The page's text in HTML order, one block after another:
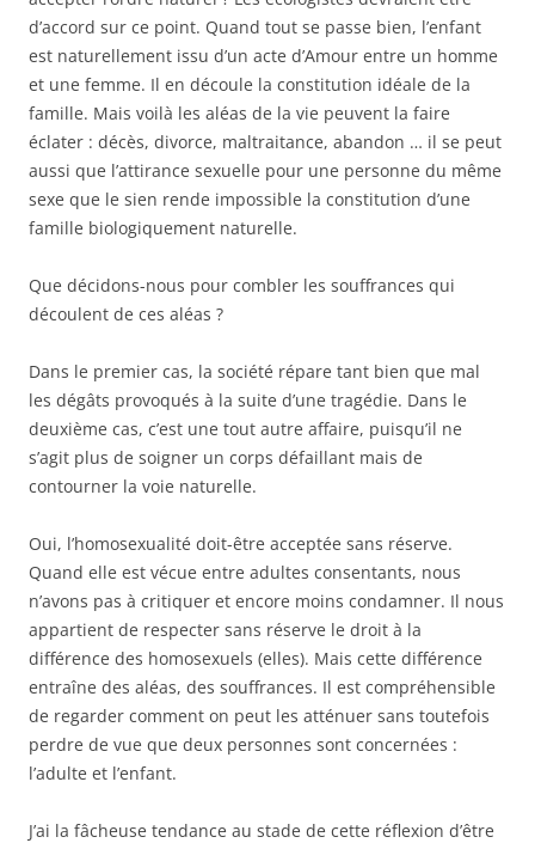
d’accord sur ce point. Quand tout se passe bien, l’enfant
est naturellement issu d’un acte d’Amour entre un homme
et une femme. Il en découle la constitution idéale de la
famille. Mais voilà les aléas de la vie peuvent la faire
éclater : décès, divorce, maltraitance, abandon … il se peut
aussi que l’attirance sexuelle pour une personne du même
sexe que le sien rende impossible la constitution d’une
famille biologiquement naturelle.
Que décidons-nous pour combler les souffrances qui
découlent de ces aléas ?
Dans le premier cas, la société répare tant bien que mal
les dégâts provoqués à la suite d’une tragédie. Dans le
deuxième cas, c’est une tout autre affaire, puisqu’il ne
s’agit plus de soigner un corps défaillant mais de
contourner la voie naturelle.
Oui, l’homosexualité doit-être acceptée sans réserve.
Quand elle est vécue entre adultes consentants, nous
n’avons pas à critiquer et encore moins condamner. Il nous
appartient de respecter sans réserve le droit à la
différence des homosexuels (elles). Mais cette différence
entraîne des aléas, des souffrances. Il est compréhensible
de regarder comment on peut les atténuer sans toutefois
perdre de vue que deux personnes sont concernées :
l’adulte et l’enfant.
J’ai la fâcheuse tendance au stade de cette réflexion d’être